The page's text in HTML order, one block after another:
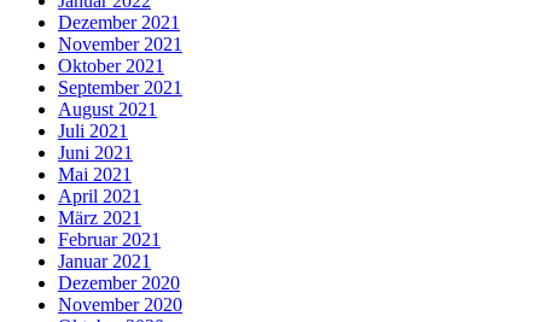
Dezember 2021
November 2021
Oktober 2021
September 2021
August 2021
Juli 2021
Juni 2021
Mai 2021
April 2021
März 2021
Februar 2021
Januar 2021
Dezember 2020
November 2020